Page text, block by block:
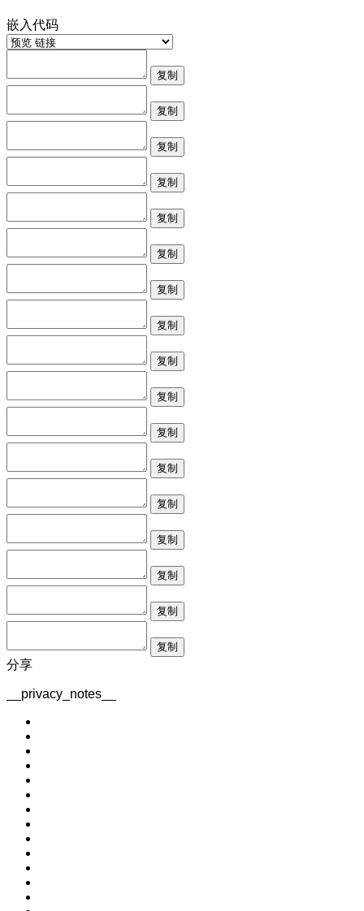
嵌入代码
复制
复制
复制
复制
复制
复制
复制
复制
复制
复制
复制
复制
复制
复制
复制
复制
复制
分享
__privacy_notes__